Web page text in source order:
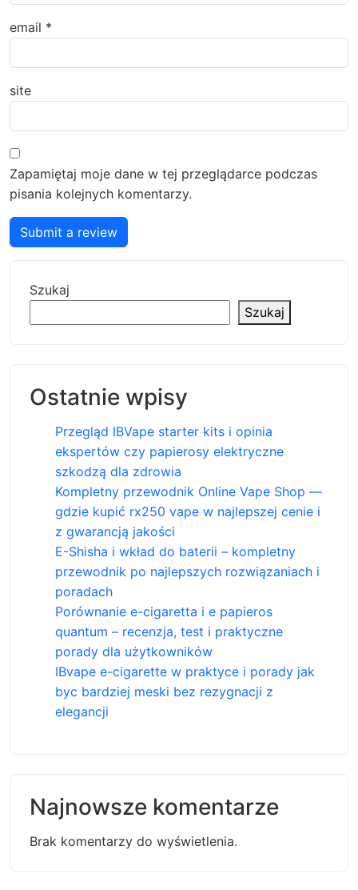
email *
site
Zapamiętaj moje dane w tej przeglądarce podczas
pisania kolejnych komentarzy.
Submit a review
Szukaj
Szukaj
Ostatnie wpisy
Przegląd IBVape starter kits i opinia
ekspertów czy papierosy elektryczne
szkodzą dla zdrowia
Kompletny przewodnik Online Vape Shop —
gdzie kupić rx250 vape w najlepszej cenie i
z gwarancją jakości
E-Shisha i wkład do baterii – kompletny
przewodnik po najlepszych rozwiązaniach i
poradach
Porównanie e-cigaretta i e papieros
quantum – recenzja, test i praktyczne
porady dla użytkowników
IBvape e-cigarette w praktyce i porady jak
byc bardziej meski bez rezygnacji z
elegancji
Najnowsze komentarze
Brak komentarzy do wyświetlenia.